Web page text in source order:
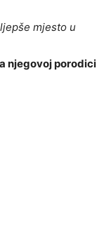
mjesto u
njegovoj porodici